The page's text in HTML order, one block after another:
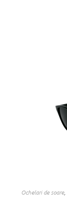
Ochelari de soare,